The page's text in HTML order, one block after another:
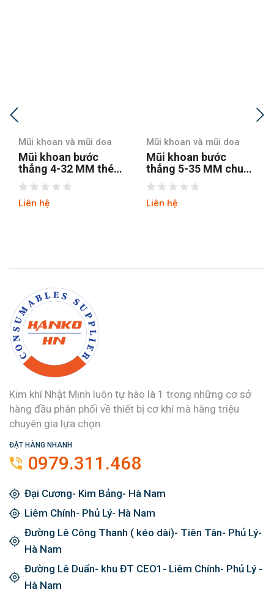
Mũi khoan và mũi doa
Mũi khoan bước
thẳng 5-35 MM chuôi
tròn
Liên hệ
Mũi khoan và mũi doa
Mũi khoan bước
thẳng chuôi tròn 4-12
hss4241 tin
Liên hệ
Kim khí Nhật Minh luôn tự hào là 1 trong những cơ sở
hàng đầu phân phối về thiết bị cơ khí mà hàng triệu
chuyên gia lựa chọn.
ĐẶT HÀNG NHANH
0979.311.468
Đại Cương- Kim Bảng- Hà Nam
Liêm Chính- Phủ Lý- Hà Nam
Đường Lê Công Thanh ( kéo dài)- Tiên Tân- Phủ Lý-
Hà Nam
Đường Lê Duẩn- khu ĐT CEO1- Liêm Chính- Phủ Lý -
Hà Nam